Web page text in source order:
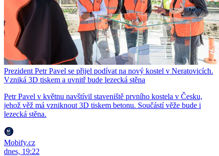
Prezident Petr Pavel se přijel podívat na nový kostel v Neratovicích.
Vzniká 3D tiskem a uvnitř bude lezecká stěna
Petr Pavel v květnu navštívil staveniště prvního kostela v Česku,
jehož věž má vzniknout 3D tiskem betonu. Součástí věže bude i
lezecká stěna.
Mobify.cz
dnes, 19:22